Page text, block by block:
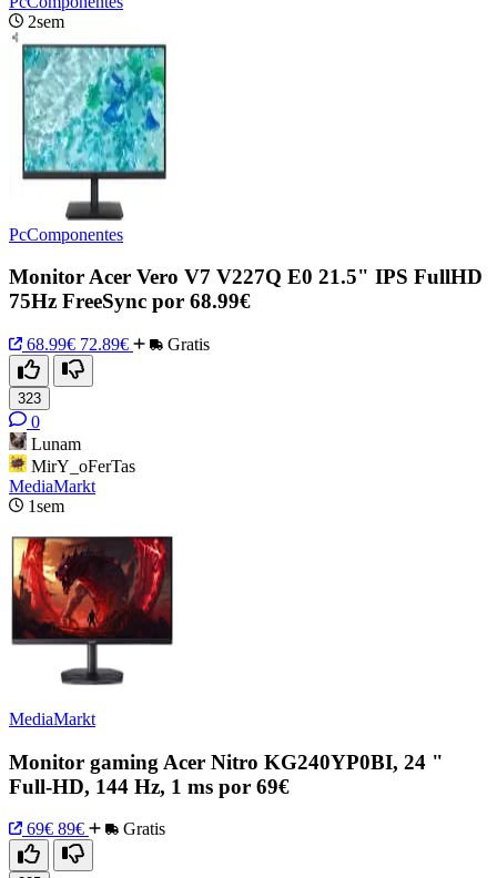
2sem
PcComponentes
Monitor Acer Vero V7 V227Q E0 21.5" IPS FullHD
75Hz FreeSync por 68.99€
68.99€ 72.89€ Gratis
323
0
Lunam
MirY_oFerTas
MediaMarkt
1sem
MediaMarkt
Monitor gaming Acer Nitro KG240YP0BI, 24 "
Full-HD, 144 Hz, 1 ms por 69€
69€ 89€ Gratis